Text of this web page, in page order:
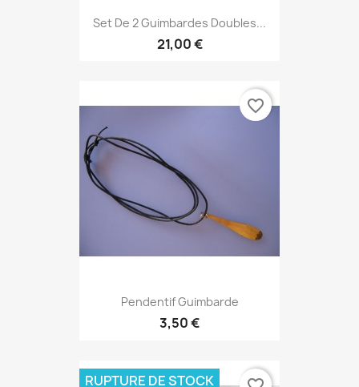
Set De 2 Guimbardes Doubles...
21,00 €
Pendentif Guimbarde
3,50 €
favorite_border
RUPTURE DE STOCK